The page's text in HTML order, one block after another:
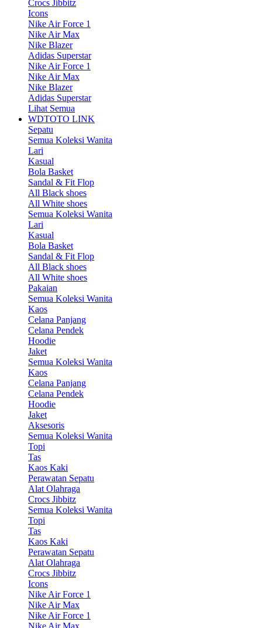
Crocs Jibbitz
Icons
Nike Air Force 1
Nike Air Max
Nike Blazer
Adidas Superstar
Nike Air Force 1
Nike Air Max
Nike Blazer
Adidas Superstar
Lihat Semua
WDTOTO LINK
Sepatu
Semua Koleksi Wanita
Lari
Kasual
Bola Basket
Sandal & Fit Flop
All Black shoes
All White shoes
Semua Koleksi Wanita
Lari
Kasual
Bola Basket
Sandal & Fit Flop
All Black shoes
All White shoes
Pakaian
Semua Koleksi Wanita
Kaos
Celana Panjang
Celana Pendek
Hoodie
Jaket
Semua Koleksi Wanita
Kaos
Celana Panjang
Celana Pendek
Hoodie
Jaket
Aksesoris
Semua Koleksi Wanita
Topi
Tas
Kaos Kaki
Perawatan Sepatu
Alat Olahraga
Crocs Jibbitz
Semua Koleksi Wanita
Topi
Tas
Kaos Kaki
Perawatan Sepatu
Alat Olahraga
Crocs Jibbitz
Icons
Nike Air Force 1
Nike Air Max
Nike Air Force 1
Nike Air Max